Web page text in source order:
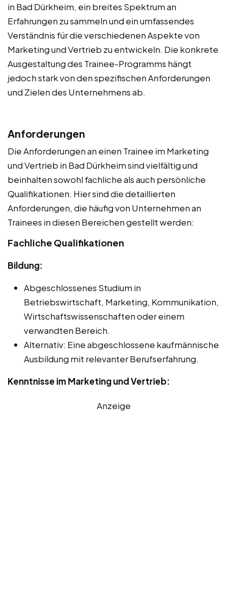
in Bad Dürkheim, ein breites Spektrum an
Erfahrungen zu sammeln und ein umfassendes
Verständnis für die verschiedenen Aspekte von
Marketing und Vertrieb zu entwickeln. Die konkrete
Ausgestaltung des Trainee-Programms hängt
jedoch stark von den spezifischen Anforderungen
und Zielen des Unternehmens ab.
Anforderungen
Die Anforderungen an einen Trainee im Marketing
und Vertrieb in Bad Dürkheim sind vielfältig und
beinhalten sowohl fachliche als auch persönliche
Qualifikationen. Hier sind die detaillierten
Anforderungen, die häufig von Unternehmen an
Trainees in diesen Bereichen gestellt werden:
Fachliche Qualifikationen
Bildung:
Abgeschlossenes Studium in
Betriebswirtschaft, Marketing, Kommunikation,
Wirtschaftswissenschaften oder einem
verwandten Bereich.
Alternativ: Eine abgeschlossene kaufmännische
Ausbildung mit relevanter Berufserfahrung.
Kenntnisse im Marketing und Vertrieb:
Anzeige